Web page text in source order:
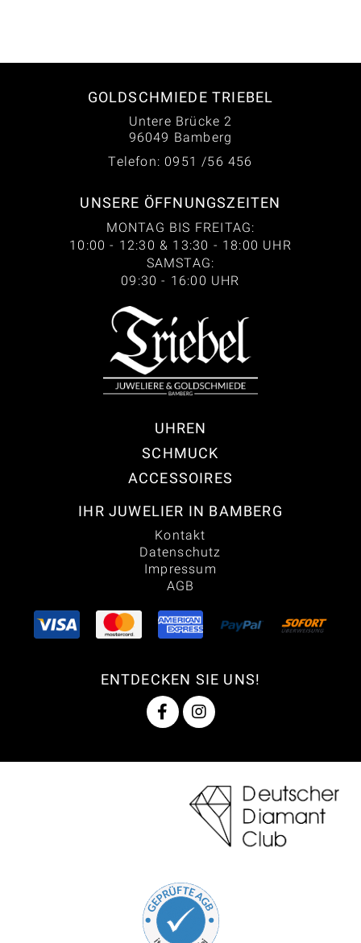
GOLDSCHMIEDE TRIEBEL
Untere Brücke 2
96049 Bamberg
Telefon: 0951 /56 456
UNSERE ÖFFNUNGSZEITEN
MONTAG BIS FREITAG:
10:00 - 12:30 & 13:30 - 18:00 UHR
SAMSTAG:
09:30 - 16:00 UHR
UHREN
SCHMUCK
ACCESSOIRES
IHR JUWELIER IN BAMBERG
Kontakt
Datenschutz
Impressum
AGB
ENTDECKEN SIE UNS!